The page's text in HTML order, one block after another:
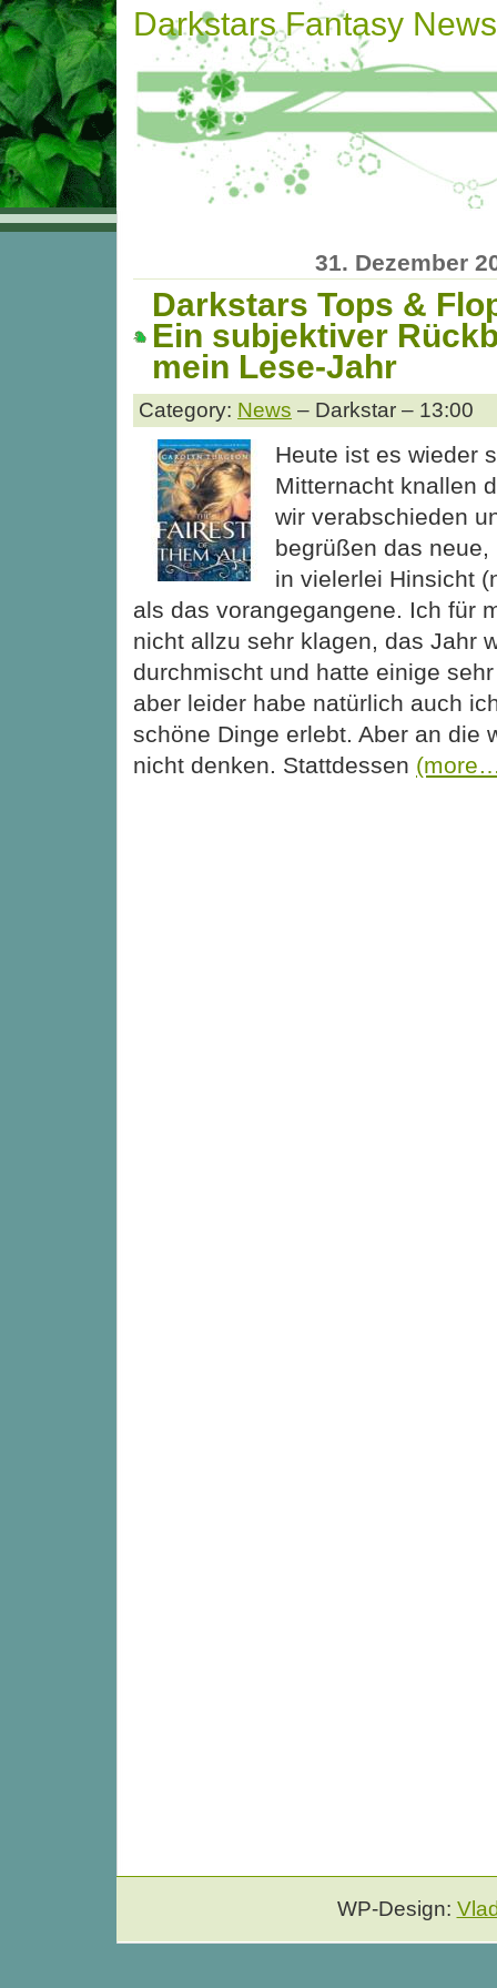
Darkstars Fantasy News
31. Dezember
Darkstars Tops &
Ein subjektiver
mein Lese-Jahr
Category: News – Darkstar – 13:00
Heute ist es wieder
Mitternacht knallen
wir verabschieden
begrüßen das
in vielerlei Hinsicht
als das vorangegangene. Ich für
nicht allzu sehr klagen, das Jahr
durchmischt und hatte einige
aber leider habe natürlich auch
schöne Dinge erlebt. Aber an die
nicht denken. Stattdessen
WP-Design: